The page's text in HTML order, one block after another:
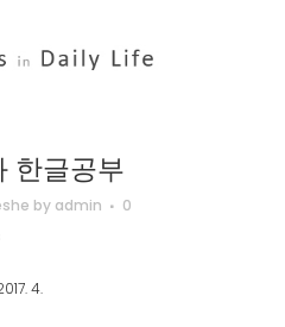
한글공부
by admin
0
4.